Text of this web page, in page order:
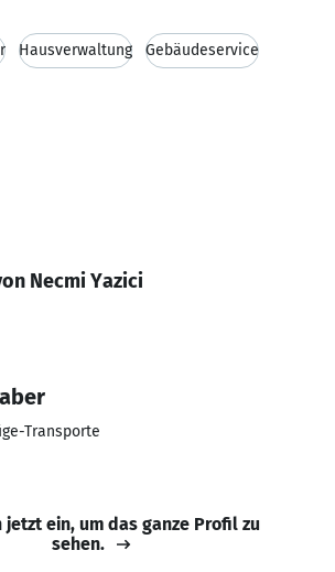
Hausverwaltung Gebäudeservice
Necmi Yazici
Transporte
jetzt ein, um das ganze Profil zu
sehen.